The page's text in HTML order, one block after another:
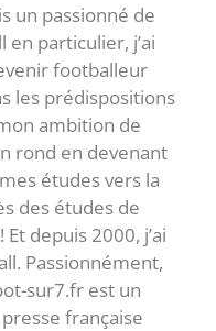
un passionné de
particulier, j’ai
footballeur
les prédispositions
ambition de
rond en devenant
études vers la
des études de
depuis 2000, j’ai
Passionnément,
sur7.fr est un
française